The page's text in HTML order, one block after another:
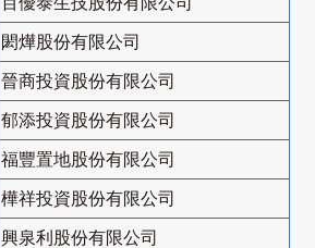
閎燁股份有限公司
晉商投資股份有限公司
郁添投資股份有限公司
福豐置地股份有限公司
樺祥投資股份有限公司
興泉利股份有限公司